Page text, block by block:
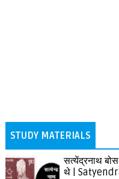
STUDY MATERIALS
सत्येंद्रनाथ
थे |